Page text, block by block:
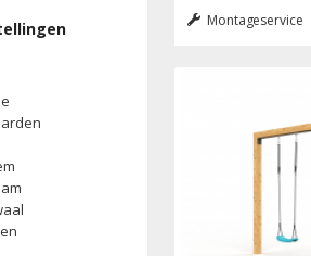
Montageservice